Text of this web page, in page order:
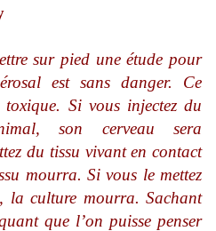
sur pied une étude pour
est sans danger. Ce
toxique. Si vous injectez du
son cerveau sera
du tissu vivant en contact
mourra. Si vous le mettez
la culture mourra. Sachant
que l’on puisse penser